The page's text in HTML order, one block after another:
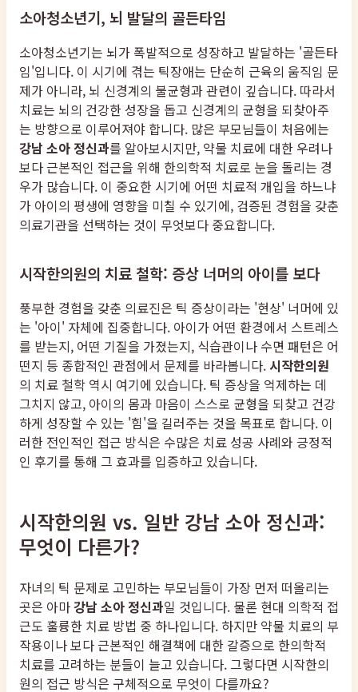
소아청소년기, 뇌 발달의 골든타임
소아청소년기는 뇌가 폭발적으로 성장하고 발달하는 '골든타
임'입니다. 이 시기에 겪는 틱장애는 단순히 근육의 움직임 문
제가 아니라, 뇌 신경계의 불균형과 관련이 깊습니다. 따라서
치료는 뇌의 건강한 성장을 돕고 신경계의 균형을 되찾아주
는 방향으로 이루어져야 합니다. 많은 부모님들이 처음에는
강남 소아 정신과를 알아보시지만, 약물 치료에 대한 우려나
보다 근본적인 접근을 위해 한의학적 치료로 눈을 돌리는 경
우가 많습니다. 이 중요한 시기에 어떤 치료적 개입을 하느냐
가 아이의 평생에 영향을 미칠 수 있기에, 검증된 경험을 갖춘
의료기관을 선택하는 것이 무엇보다 중요합니다.
시작한의원의 치료 철학: 증상 너머의 아이를 보다
풍부한 경험을 갖춘 의료진은 틱 증상이라는 '현상' 너머에 있
는 '아이' 자체에 집중합니다. 아이가 어떤 환경에서 스트레스
를 받는지, 어떤 기질을 가졌는지, 식습관이나 수면 패턴은 어
떤지 등 종합적인 관점에서 문제를 바라봅니다.시작한의원
의 치료 철학 역시 여기에 있습니다. 틱 증상을 억제하는 데
그치지 않고, 아이의 몸과 마음이 스스로 균형을 되찾고 건강
하게 성장할 수 있는 '힘'을 길러주는 것을 목표로 합니다. 이
러한 전인적인 접근 방식은 수많은 치료 성공 사례와 긍정적
인 후기를 통해 그 효과를 입증하고 있습니다.
시작한의원 vs. 일반 강남 소아 정신과:
무엇이 다른가?
자녀의 틱 문제로 고민하는 부모님들이 가장 먼저 떠올리는
곳은 아마 강남 소아 정신과일 것입니다. 물론 현대 의학적 접
근도 훌륭한 치료 방법 중 하나입니다. 하지만 약물 치료의 부
작용이나 보다 근본적인 해결책에 대한 갈증으로 한의학적
치료를 고려하는 분들이 늘고 있습니다. 그렇다면 시작한의
원의 접근 방식은 구체적으로 무엇이 다를까요?